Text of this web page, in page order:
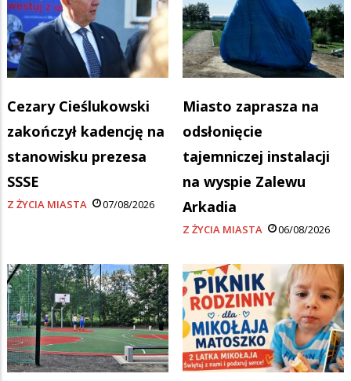
Cezary Cieślukowski
zakończył kadencję na
stanowisku prezesa
SSSE
Z ŻYCIA MIASTA 07/08/2026
Miasto zaprasza na
odsłonięcie
tajemniczej instalacji
na wyspie Zalewu
Arkadia
Z ŻYCIA MIASTA 06/08/2026